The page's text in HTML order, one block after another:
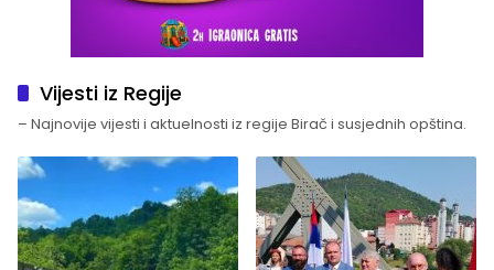
Vijesti iz Regije
– Najnovije vijesti i aktuelnosti iz regije Birač i susjednih opština.